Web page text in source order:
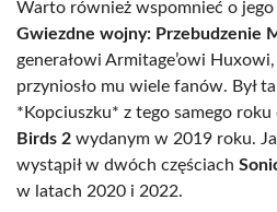
Warto również wspomnieć o
Gwiezdne wojny: Przebudzenie
generałowi Armitage’owi
przyniosło mu wiele fanów. Był
*Kopciuszku* z tego samego
Birds 2 wydanym w 2019 roku.
wystąpił w dwóch częściach
w latach 2020 i 2022.